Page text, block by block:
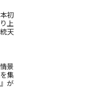
初
上
天
景
集
が